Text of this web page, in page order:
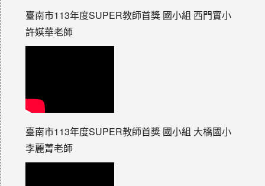
臺南市113年度SUPER教師首獎 國小組 西門實小
許媖華老師
臺南市113年度SUPER教師首獎 國小組 大橋國小
李麗菁老師